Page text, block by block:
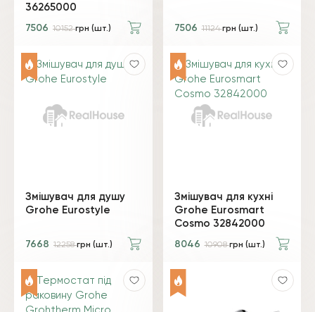
36265000
7506 10152грн (шт.) 7506 11124грн (шт.)
Змішувач для душу
Grohe Eurostyle
7668 12258грн (шт.)
Змішувач для кухні
Grohe Eurosmart
Cosmo 32842000
8046 10908грн (шт.)